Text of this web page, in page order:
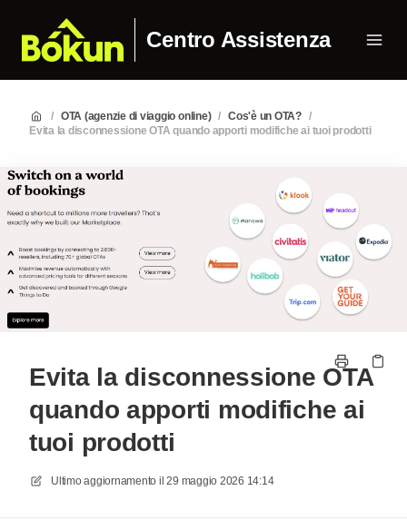
Centro Assistenza
/ OTA (agenzie di viaggio online) / Cos'è un OTA? /
Evita la disconnessione OTA quando apporti modifiche ai tuoi prodotti
Evita la disconnessione OTA
quando apporti modifiche ai
tuoi prodotti
Ultimo aggiornamento il 29 maggio 2026 14:14